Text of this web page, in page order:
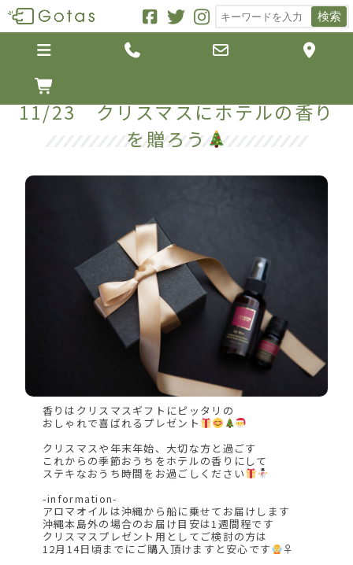
検索
   

11/23 クリスマスにホテルの香り
を贈ろう
香りはクリスマスギフトにピッタリの
おしゃれで喜ばれるプレゼント
クリスマスや年末年始、大切な方と過ごす
これからの季節おうちをホテルの香りにして
ステキなおうち時間をお過ごしください
-information-
アロマオイルは沖縄から船に乗せてお届けします
沖縄本島外の場合のお届け目安は1週間程です
クリスマスプレゼント用としてご検討の方は
12月14日頃までにご購入頂けますと安心です
‍♀